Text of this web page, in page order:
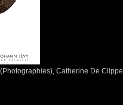
Catherine De Clippel